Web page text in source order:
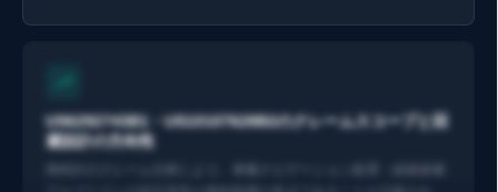
US6292743B1・US10107628B2のクレームスコープと回
避設計の方向性